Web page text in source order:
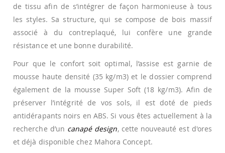
de tissu afin de s’intégrer de façon harmonieuse à tous
les styles. Sa structure, qui se compose de bois massif
associé à du contreplaqué, lui confère une grande
résistance et une bonne durabilité.
Pour que le confort soit optimal, l’assise est garnie de
mousse haute densité (35 kg/m3) et le dossier comprend
également de la mousse Super Soft (18 kg/m3). Afin de
préserver l’intégrité de vos sols, il est doté de pieds
antidérapants noirs en ABS. Si vous êtes actuellement à la
recherche d’un canapé design, cette nouveauté est d'ores
et déjà disponible chez Mahora Concept.